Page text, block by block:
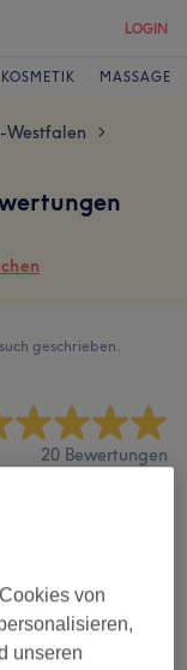
LOGIN
KOSMETIK MASSAGE
Westfalen >
geschrieben.
20 Bewertungen
von
unseren